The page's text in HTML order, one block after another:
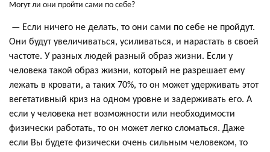
Могут ли они пройти сами по себе?
— Если ничего не делать, то они сами по себе не пройдут.
Они будут увеличиваться, усиливаться, и нарастать в своей
частоте. У разных людей разный образ жизни. Если у
человека такой образ жизни, который не разрешает ему
лежать в кровати, а таких 70%, то он может удерживать этот
вегетативный криз на одном уровне и задерживать его. А
если у человека нет возможности или необходимости
физически работать, то он может легко сломаться. Даже
если Вы будете физически очень сильным человеком, то